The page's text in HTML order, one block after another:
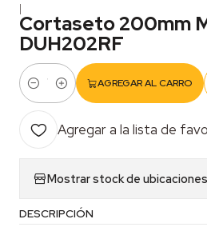
|
Cortaseto 200mm
DUH202RF
Cantidad
AGREGAR AL CARRO
Agregar a la lista de
Mostrar stock de ubicaciones
DESCRIPCIÓN